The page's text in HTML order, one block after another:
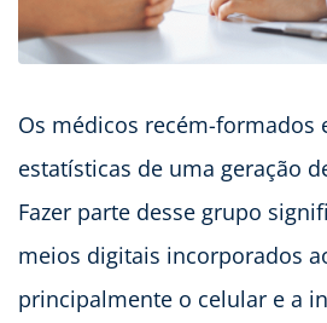
Os médicos recém-formados
estatísticas de uma geração
Fazer parte desse grupo
meios digitais incorporados
principalmente o celular e a